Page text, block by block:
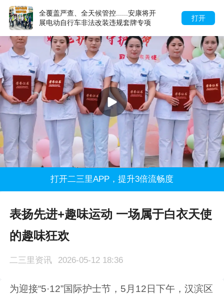
打开
全覆盖严查、全天候管控......安康将开
展电动自行车非法改装违规套牌专项
打开二三里APP，提升3倍流畅度
表扬先进+趣味运动 一场属于白衣天使
的趣味狂欢
二三里资讯 2026-05-12 18:36
为迎接“5·12”国际护士节，5月12日下午，汉滨区